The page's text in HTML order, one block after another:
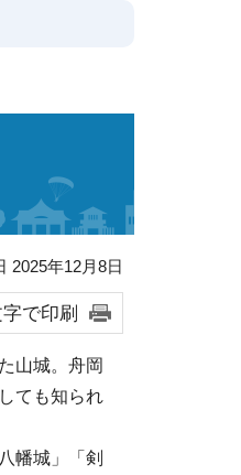
年12月8日
で印刷
山城。舟岡
ても知られ
幡城」「剣